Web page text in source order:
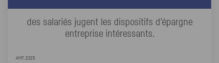
des salariés jugent les dispositifs d’épargne
entreprise intéressants.
AMF, 2025